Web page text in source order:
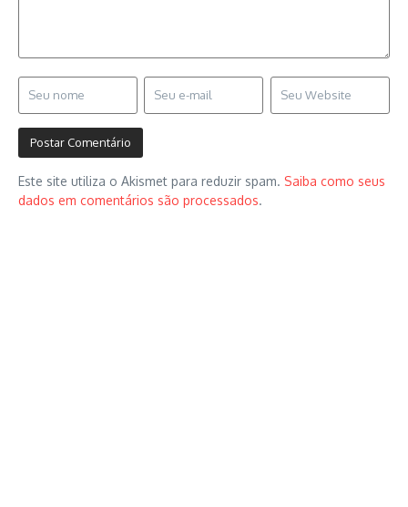
Este site utiliza o Akismet para reduzir spam. Saiba como seus
dados em comentários são processados.